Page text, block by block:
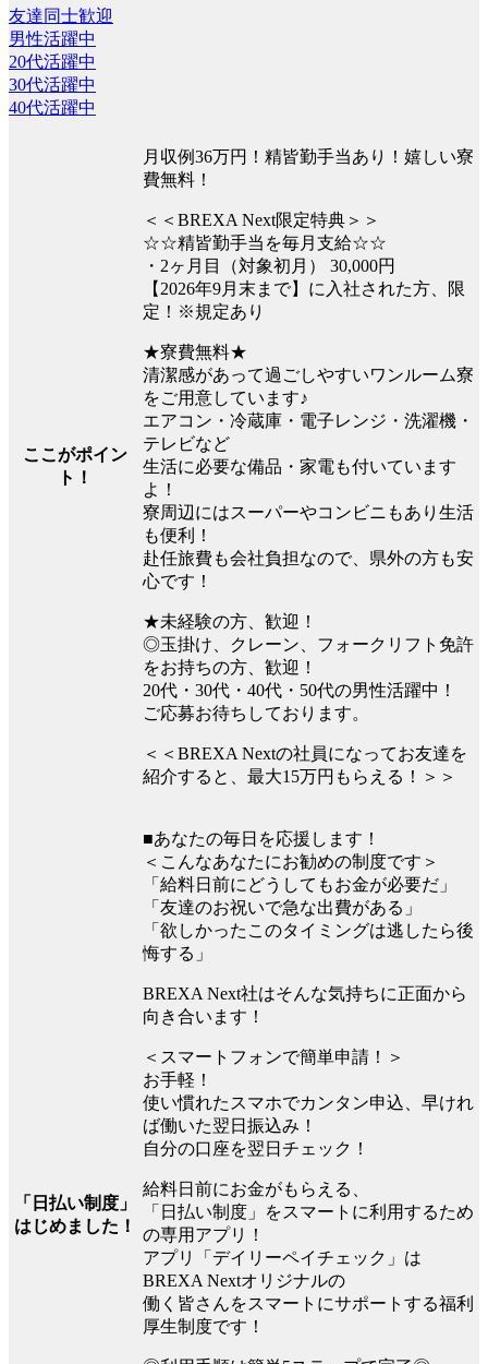
友達同士歓迎
男性活躍中
20代活躍中
30代活躍中
40代活躍中
ここがポイン
ト！
月収例36万円！精皆勤手当あり！嬉しい寮
費無料！
＜＜BREXA Next限定特典＞＞
☆☆精皆勤手当を毎月支給☆☆
・2ヶ月目（対象初月） 30,000円
【2026年9月末まで】に入社された方、限
定！※規定あり
★寮費無料★
清潔感があって過ごしやすいワンルーム寮
をご用意しています♪
エアコン・冷蔵庫・電子レンジ・洗濯機・
テレビなど
生活に必要な備品・家電も付いています
よ！
寮周辺にはスーパーやコンビニもあり生活
も便利！
赴任旅費も会社負担なので、県外の方も安
心です！
★未経験の方、歓迎！
◎玉掛け、クレーン、フォークリフト免許
をお持ちの方、歓迎！
20代・30代・40代・50代の男性活躍中！
ご応募お待ちしております。
＜＜BREXA Nextの社員になってお友達を
紹介すると、最大15万円もらえる！＞＞
「日払い制度」
はじめました！
■あなたの毎日を応援します！
＜こんなあなたにお勧めの制度です＞
「給料日前にどうしてもお金が必要だ」
「友達のお祝いで急な出費がある」
「欲しかったこのタイミングは逃したら後
悔する」
BREXA Next社はそんな気持ちに正面から
向き合います！
＜スマートフォンで簡単申請！＞
お手軽！
使い慣れたスマホでカンタン申込、早けれ
ば働いた翌日振込み！
自分の口座を翌日チェック！
給料日前にお金がもらえる、
「日払い制度」をスマートに利用するため
の専用アプリ！
アプリ「デイリーペイチェック」は
BREXA Nextオリジナルの
働く皆さんをスマートにサポートする福利
厚生制度です！